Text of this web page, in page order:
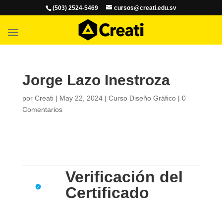
(503) 2524-5469 cursos@creati.edu.sv
Jorge Lazo Inestroza
por Creati| May 22, 2024| Curso Diseño Gráfico| 0
Comentarios
Verificación del
Certificado